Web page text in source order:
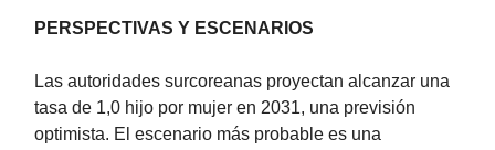
PERSPECTIVAS Y ESCENARIOS
Las autoridades surcoreanas proyectan alcanzar una
tasa de 1,0 hijo por mujer en 2031, una previsión
optimista. El escenario más probable es una